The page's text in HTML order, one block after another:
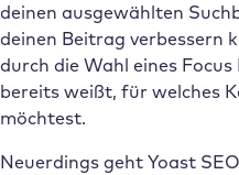
deinen ausgewählten
deinen Beitrag verbessern
durch die Wahl eines
bereits weißt, für welches
möchtest.
Neuerdings geht Yoast